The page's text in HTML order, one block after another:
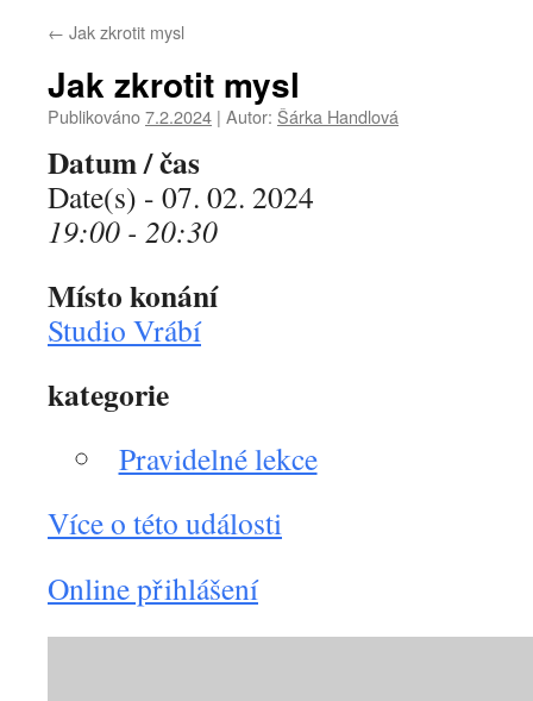
← Jak zkrotit mysl
Jak zkrotit mysl
Publikováno7.2.2024 | Autor: Šárka Handlová
Datum / čas
Date(s) - 07. 02. 2024
19:00 - 20:30
Místo konání
Studio Vrábí
kategorie
Pravidelné lekce
Více o této události
Online přihlášení